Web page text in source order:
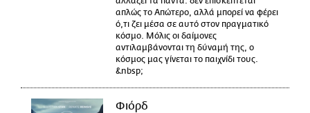
απλώς το Απώτερο, αλλά μπορεί να φέρει
ό,τι ζει μέσα σε αυτό στον πραγματικό
κόσμο. Μόλις οι δαίμονες
αντιλαμβάνονται τη δύναμή της, ο
κόσμος μας γίνεται το παιχνίδι τους.
&nbsp;
Φιόρδ